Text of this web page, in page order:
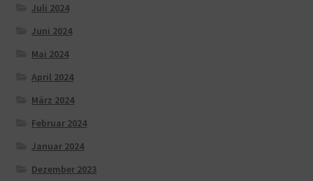
Juli 2024
Juni 2024
Mai 2024
April 2024
März 2024
Februar 2024
Januar 2024
Dezember 2023